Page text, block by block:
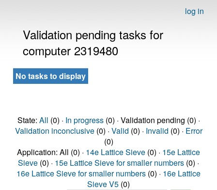
log in
Validation pending tasks for
computer 2319480
No tasks to display
State: All (0) · In progress(0) · Validation pending (0) ·
Validation inconclusive(0) · Valid (0) · Invalid (0) · Error
(0)
Application: All (0) · 14e Lattice Sieve (0) · 15e Lattice
Sieve (0) · 15e Lattice Sieve for smaller numbers (0) ·
16e Lattice Sieve for smaller numbers (0) · 16e Lattice
Sieve V5 (0)